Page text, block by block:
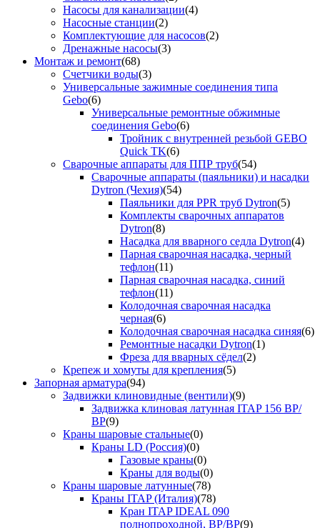
Насосы для канализации(4)
Насосные станции(2)
Комплектующие для насосов(2)
Дренажные насосы(3)
Монтаж и ремонт(68)
Счетчики воды(3)
Универсальные зажимные соединения типа
Gebo(6)
Универсальные ремонтные обжимные
соединения Gebo(6)
Тройник с внутренней резьбой GEBO
Quick TK(6)
Сварочные аппараты для ППР труб(54)
Сварочные аппараты (паяльники) и насадки
Dytron (Чехия)(54)
Паяльники для PPR труб Dytron(5)
Комплекты сварочных аппаратов
Dytron(8)
Насадка для вварного седла Dytron(4)
Парная сварочная насадка, черный
тефлон(11)
Парная сварочная насадка, синий
тефлон(11)
Колодочная сварочная насадка
черная(6)
Колодочная сварочная насадка синяя(6)
Ремонтные насадки Dytron(1)
Фреза для вварных сёдел(2)
Крепеж и хомуты для крепления(5)
Запорная арматура(94)
Задвижки клиновидные (вентили)(9)
Задвижка клиновая латунная ITAP 156 ВР/
ВР(9)
Краны шаровые стальные(0)
Краны LD (Россия)(0)
Газовые краны(0)
Краны для воды(0)
Краны шаровые латунные(78)
Краны ITAP (Италия)(78)
Кран ITAP IDEAL 090
полнопроходной, ВР/ВР(9)